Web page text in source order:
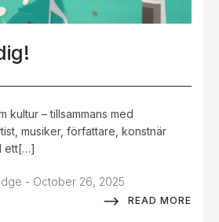
kultur – tillsammans med
musiker, författare, konstnär
ett[…]
- October 26, 2025
READ MORE